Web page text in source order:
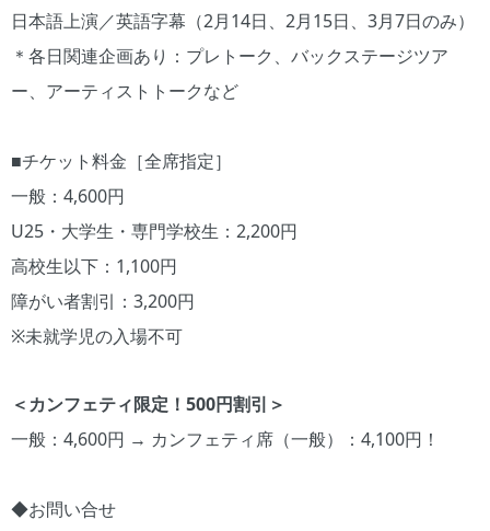
日本語上演／英語字幕（2月14日、2月15日、3月7日のみ）
＊各日関連企画あり：プレトーク、バックステージツア
ー、アーティストトークなど
■チケット料金［全席指定］
一般：4,600円
U25・大学生・専門学校生：2,200円
高校生以下：1,100円
障がい者割引：3,200円
※未就学児の入場不可
＜カンフェティ限定！500円割引＞
一般：4,600円 → カンフェティ席（一般）：4,100円！
◆お問い合せ